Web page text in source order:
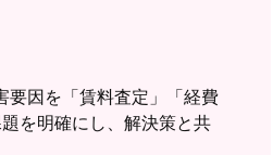
要因を「賃料査定」「経費
を明確にし、解決策と共